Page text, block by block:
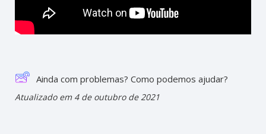
Ainda com problemas? Como podemos ajudar?
Atualizado em 4 de outubro de 2021